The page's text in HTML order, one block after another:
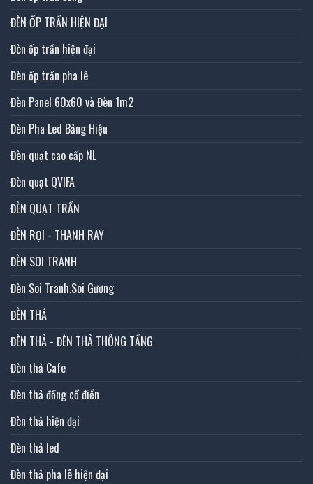
ĐÈN ỐP TRẦN HIỆN ĐẠI
Đèn ốp trần hiện đại
Đèn ốp trần pha lê
Đèn Panel 60x60 và Đèn 1m2
Đèn Pha Led Bảng Hiệu
Đèn quạt cao cấp NL
Đèn quạt QVIFA
ĐÈN QUẠT TRẦN
ĐÈN RỌI - THANH RAY
ĐÈN SOI TRANH
Đèn Soi Tranh,Soi Gương
ĐÈN THẢ
ĐÈN THẢ - ĐÈN THẢ THÔNG TẦNG
Đèn thả Cafe
Đèn thả đồng cổ điển
Đèn thả hiện đại
Đèn thả led
Đèn thả pha lê hiện đại